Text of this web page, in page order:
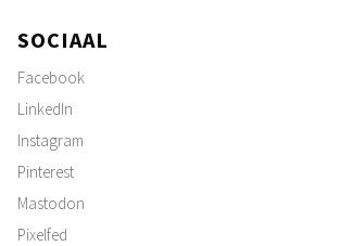
SOCIAAL
Facebook
LinkedIn
Instagram
Pinterest
Mastodon
Pixelfed